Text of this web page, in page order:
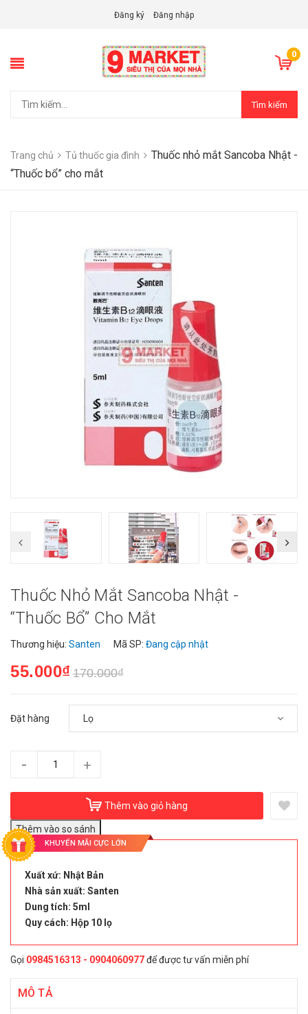
Đăng ký Đăng nhập
0
Tìm kiếm
Trang chủ Tủ thuốc gia đình
Thuốc nhỏ mắt Sancoba Nhật -
“Thuốc bổ” cho mắt
Thuốc Nhỏ Mắt Sancoba Nhật -
“Thuốc Bổ” Cho Mắt
Thương hiệu: Santen Mã SP: Đang cập nhật
55.000₫170.000₫
Đặt hàng
- +
Thêm vào giỏ hàng
KHUYẾN MÃI CỰC LỚN
Xuất xứ: Nhật Bản
Nhà sản xuất: Santen
Dung tích: 5ml
Quy cách: Hộp 10 lọ
Gọi 0984516313 - 0904060977để được tư vấn miễn phí
MÔ TẢ